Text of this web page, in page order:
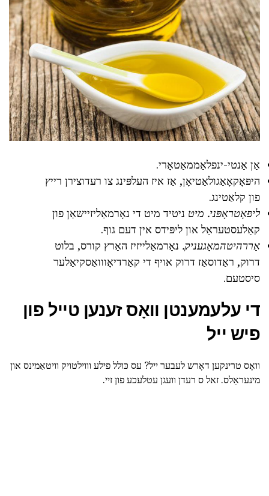
אַן אַנטי-ינפלאַממאַטאָרי.
היפּאָקאָאַגולאַטיאָן, אַז איז העלפּינג צו רעדוצירן רייץ
פון קלאַטינג.
ליפּאָטראָפּני. מיט ניטיד מיט די נאָרמאַליזיישאַן פון
קאַלעסטעראַל און ליפּידס אין דעם גוף.
אַררהיטהמאָגעניק. נאָרמאַלייזיז האַרץ קורס, בלוט
דרוק, ראַדוסאַז דרוק אויף די קאַרדיאָווואַסקיאַלער
סיסטעם.
די עלעמענטן וואָס זענען טייל פון
פיש ייל
וואָס טרינקען דאָרש לעבער ייל? עס כּולל פילע וווילטויק וויטאַמינס און
מינעראַלס. זאל ס רעדן וועגן עטלעכע פון זיי.